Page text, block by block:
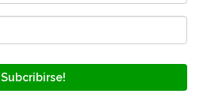
Subcribirse!